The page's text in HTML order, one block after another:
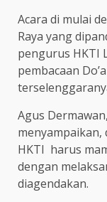
Acara di mulai
Raya yang
pengurus HKTI
pembacaan
Agus
HKTI harus
dengan
diagendakan.